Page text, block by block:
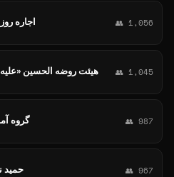
اجاره 👥 1,056
▪️هیئت روضه الحسین 👥 1,045
گروه 👥 987
حمید 👥 967